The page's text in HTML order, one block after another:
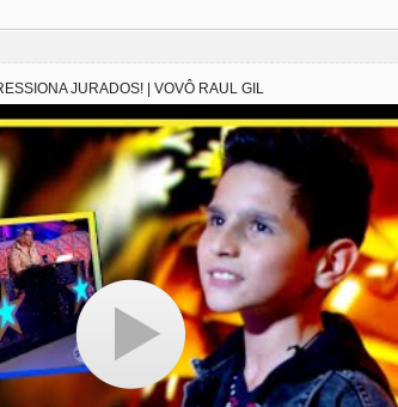
JURADOS! | VOVÔ RAUL GIL